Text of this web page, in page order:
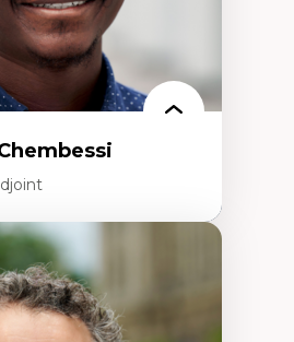
durables
faits économiques